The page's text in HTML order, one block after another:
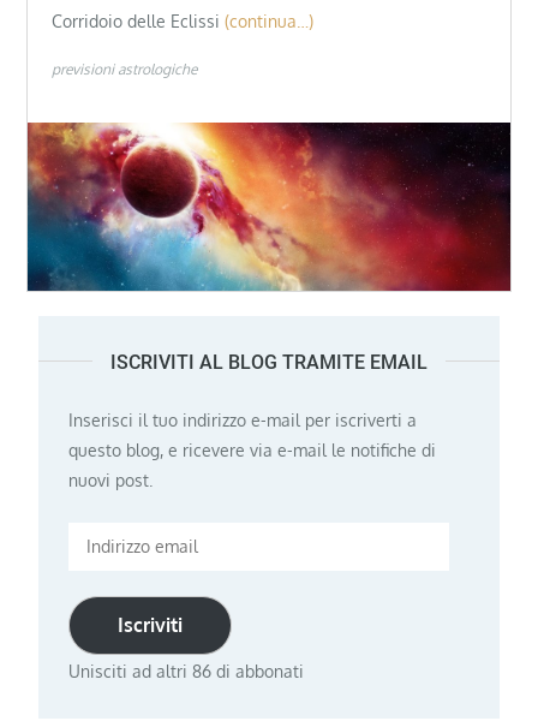
Corridoio delle Eclissi (continua…)
previsioni astrologiche
ISCRIVITI AL BLOG TRAMITE EMAIL
Inserisci il tuo indirizzo e-mail per iscriverti a
questo blog, e ricevere via e-mail le notifiche di
nuovi post.
Indirizzo
Iscriviti
Unisciti ad altri 86 di abbonati